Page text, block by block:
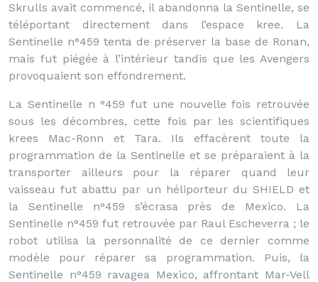
Skrulls avait commencé, il abandonna la Sentinelle, se
téléportant directement dans l’espace kree. La
Sentinelle n°459 tenta de préserver la base de Ronan,
mais fut piégée à l’intérieur tandis que les Avengers
provoquaient son effondrement.
La Sentinelle n °459 fut une nouvelle fois retrouvée
sous les décombres, cette fois par les scientifiques
krees Mac-Ronn et Tara. Ils effacèrent toute la
programmation de la Sentinelle et se préparaient à la
transporter ailleurs pour la réparer quand leur
vaisseau fut abattu par un héliporteur du SHIELD et
la Sentinelle n°459 s’écrasa près de Mexico. La
Sentinelle n°459 fut retrouvée par Raul Escheverra ; le
robot utilisa la personnalité de ce dernier comme
modèle pour réparer sa programmation. Puis, la
Sentinelle n°459 ravagea Mexico, affrontant Mar-Vell